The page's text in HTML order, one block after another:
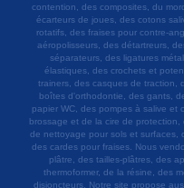
contention, des composites, du
écarteurs de joues, des cotons
rotatifs, des fraises pour contre-
aéropolisseurs, des détartreurs,
séparateurs, des ligatures
élastiques, des crochets et
trainers, des casques de traction,
boîtes d'orthodontie, des gants,
papier WC, des pompes à salive et
brossage et de la cire de
de nettoyage pour sols et surfaces,
des cardes pour fraises. Nous
plâtre, des tailles-plâtres, des
thermoformer, de la résine, des
disjoncteurs. Notre site propose